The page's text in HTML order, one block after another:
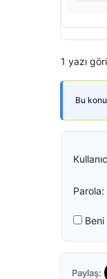
1 yazı
Bu
Parola:
Beni
Paylaş: